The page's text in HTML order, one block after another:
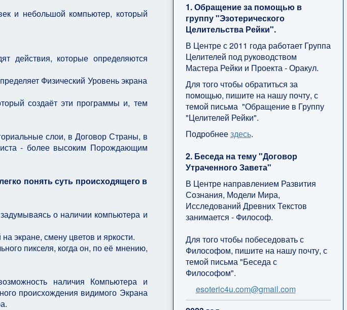
и небольшой компьютер, который
действия, которые определяются
Физический Уровень экрана
создаёт эти программы и, тем
слои, в Договор Страны, в
- более высоким Порождающим
понять суть происходящего в
о наличии компьютера и
экране, смену цветов и яркости.
пикселя, когда он, по её мнению,
наличия Компьютера и
происхождения видимого Экрана
1. Обращение за помощью в
группу "Эзотерического
Целительства Рейки".
В Центре с 2011 года работает Группа
Целителей под руководством
Мастера Рейки и Проекта - Оракул.
Для того чтобы обратиться за
помощью, пишите на нашу почту, с
темой письма "Обращение в Группу
"Целителей Рейки".
Подробнеездесь.
2. Беседа на тему "Договор
Утраченного Завета"
В Центре направлением Развития
Сознания, Модели Мира,
Исследований Древних Текстов
занимается - Философ.
Для того чтобы побеседовать с
Философом, пишите на нашу почту, с
темой письма "Беседа с
Философом".
esoteric4u.com@gmail.com